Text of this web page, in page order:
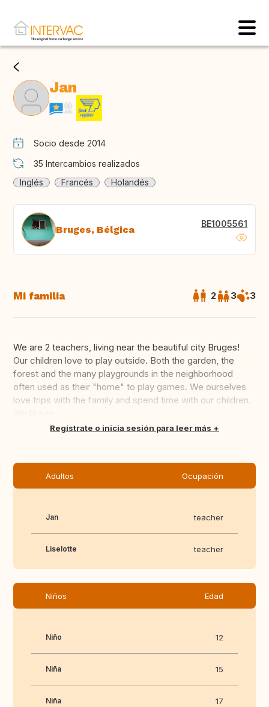
Jan
Socio desde 2014
35 Intercambios realizados
Inglés
Francés Holandés
Bruges, Bélgica BE1005561
Mi familia 2 3 3
We are 2 teachers, living near the beautiful city Bruges!
Our children love to play outside. Both the garden, the
forest and the many playgrounds in the neighborhood
often used as their "home" to play games. We ourselves
love trips with the family and spend time with our children.
TraducirRegístrate o inicia sesión para leer más
Adultos Ocupación
Jan teacher
Liselotte teacher
Niños Edad
Niño 12
Niña 15
Niña 17